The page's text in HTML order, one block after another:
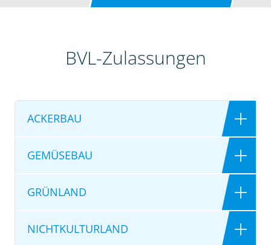
BVL-Zulassungen
ACKERBAU
GEMÜSEBAU
GRÜNLAND
NICHTKULTURLAND